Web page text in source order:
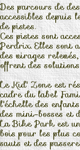
Des parcours de
accessibles depuis
de pistes.
Ces pistes sont
Perdrix. Elles sont
des virages
offrent des
Le Kid' Zone est
cadre du label
l'échelle des
des mini-bosses et
La Bike Park est
bois pour les plus
sauts et des